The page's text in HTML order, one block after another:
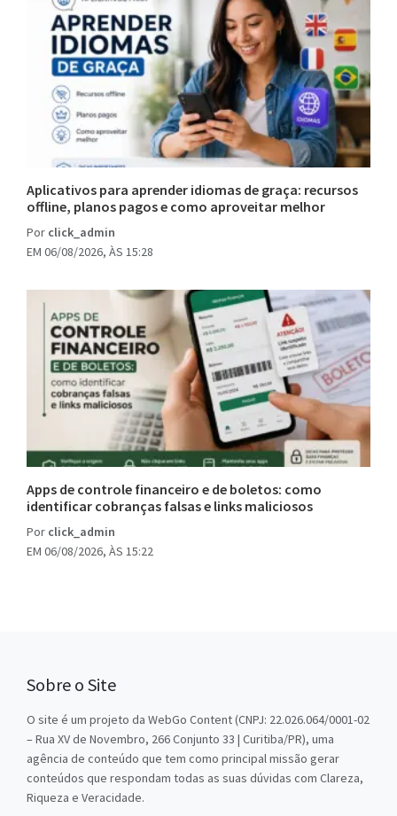
Aplicativos para aprender idiomas de graça: recursos
offline, planos pagos e como aproveitar melhor
Por click_admin
EM 06/08/2026, ÀS 15:28
Apps de controle financeiro e de boletos: como
identificar cobranças falsas e links maliciosos
Por click_admin
EM 06/08/2026, ÀS 15:22
Sobre o Site
O site é um projeto da WebGo Content (CNPJ: 22.026.064/0001-02
– Rua XV de Novembro, 266 Conjunto 33 | Curitiba/PR), uma
agência de conteúdo que tem como principal missão gerar
conteúdos que respondam todas as suas dúvidas com Clareza,
Riqueza e Veracidade.